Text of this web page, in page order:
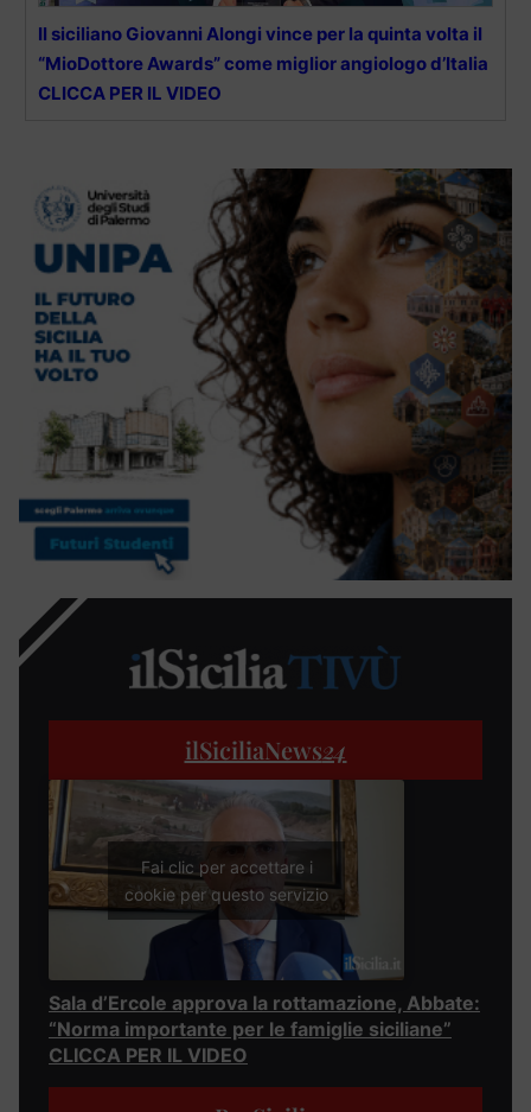
Il siciliano Giovanni Alongi vince per la quinta volta il
“MioDottore Awards” come miglior angiologo d’Italia
CLICCA PER IL VIDEO
ilSiciliaNews24
Fai clic per accettare i
cookie per questo servizio
Sala d’Ercole approva la rottamazione, Abbate:
“Norma importante per le famiglie siciliane”
CLICCA PER IL VIDEO